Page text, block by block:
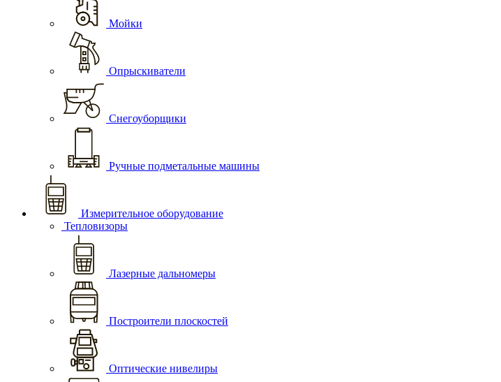
Мойки
Опрыскиватели
Снегоуборщики
Ручные подметальные машины
Измерительное оборудование
Тепловизоры
Лазерные дальномеры
Построители плоскостей
Оптические нивелиры